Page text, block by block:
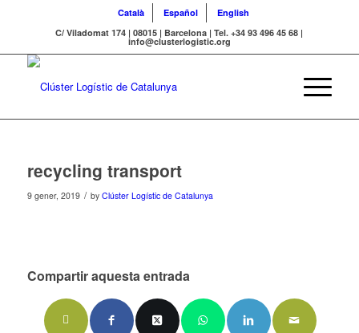
Català Español
English
C/ Viladomat 174 | 08015 | Barcelona | Tel. +34 93 496 45 68 |
info@clusterlogistic.org
recycling transport
9 gener, 2019 / by Clúster Logístic de Catalunya
Compartir aquesta entrada